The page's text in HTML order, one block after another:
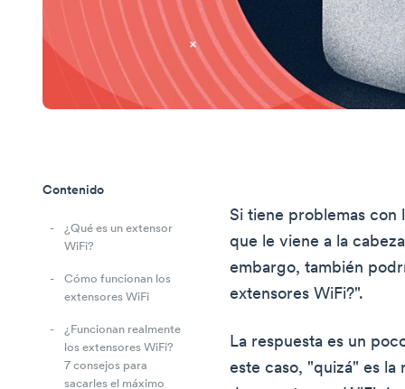
Contenido
¿Qué es un extensor
WiFi?
Cómo funcionan los
extensores WiFi
¿Funcionan realmente
los extensores WiFi?
7 consejos para
sacarles el máximo
Si tiene problemas con
que le viene a la
embargo, también
extensores WiFi?".
La respuesta es un
este caso, "quizá" es la